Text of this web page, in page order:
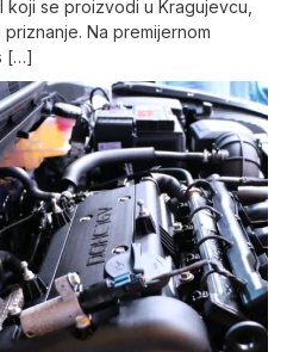
koji se proizvodi u Kragujevcu,
Na premijernom
[…]